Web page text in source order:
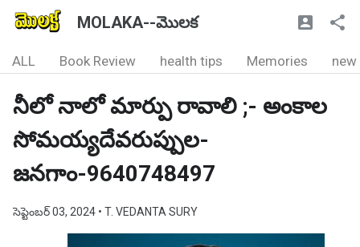
MOLAKA--మొలక
ALL Book Review health tips Memories new
నీలో నాలో మార్పు రావాలి ;- అంకాల
సోమయ్యదేవరుప్పుల-
జనగాం-9640748497
సెప్టెంబర్ 03, 2024 • T. VEDANTA SURY